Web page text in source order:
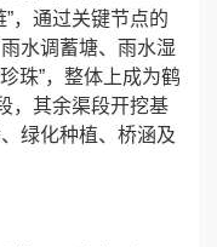
，通过关键节点的
水调蓄塘、雨水湿
珠”，整体上成为鹤
，其余渠段开挖基
绿化种植、桥涵及